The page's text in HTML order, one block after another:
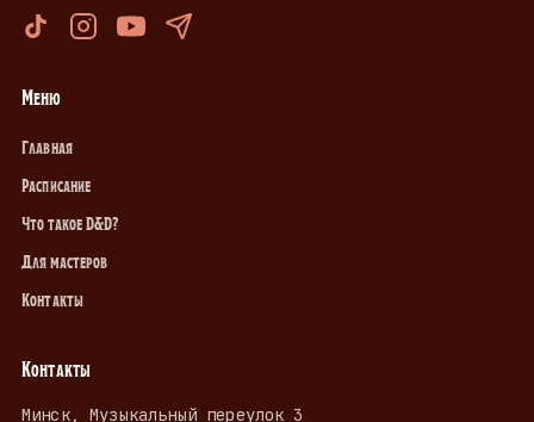
Меню
Главная
Расписание
Что такое D&D?
Для мастеров
Контакты
Контакты
Минск, Музыкальный переулок 3